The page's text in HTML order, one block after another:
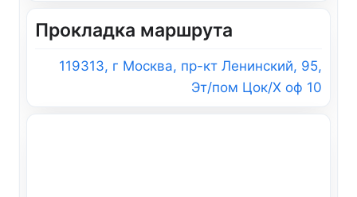
Прокладка маршрута
119313, г Москва, пр-кт Ленинский, 95,
Эт/пом Цок/X оф 10